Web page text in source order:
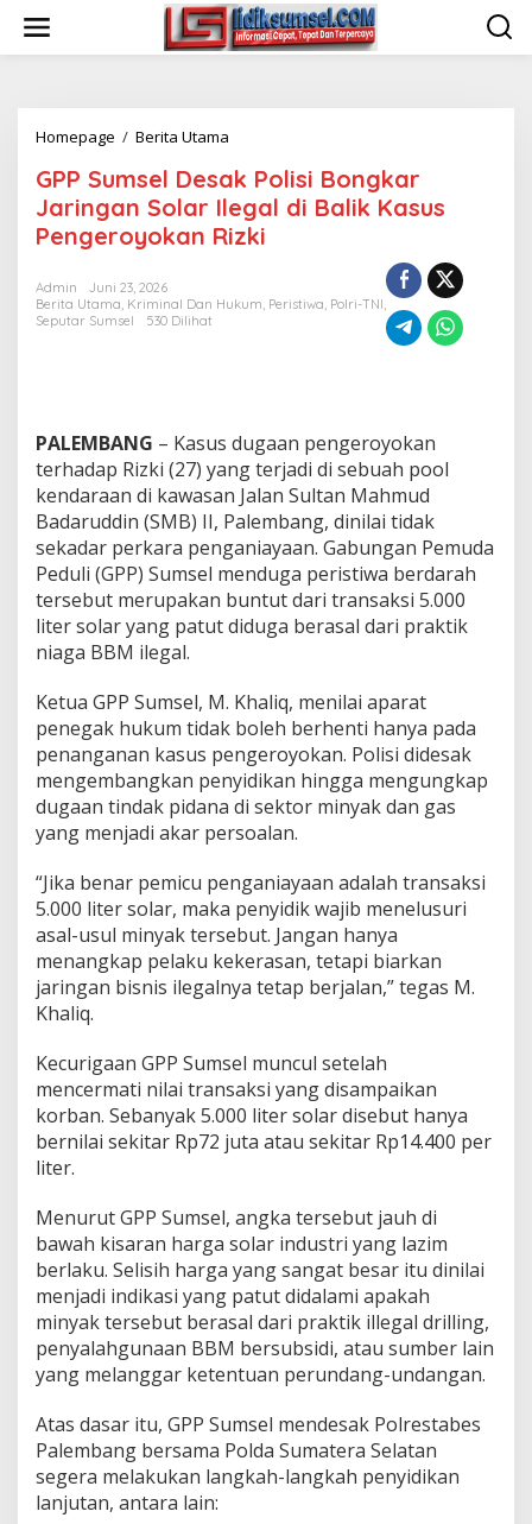
w
Homepage / Berita Utama
P
S
u
m
l
P
o
l
i
s
i
B
o
n
g
a
r
i
n
g
a
S
o
l
a
r
I
g
a
l
d
i
k
K
a
s
u
s
P
n
g
e
r
GPP Sumsel Desak Polisi Bongkar
Jaringan Solar Ilegal di Balik Kasus
Pengeroyokan Rizki
Admin
Juni 23, 2026
Berita Utama, Kriminal Dan Hukum, Peristiwa, Polri-TNI,
Seputar Sumsel
530 Dilihat
PALEMBANG – Kasus dugaan pengeroyokan
terhadap Rizki (27) yang terjadi di sebuah pool
kendaraan di kawasan Jalan Sultan Mahmud
Badaruddin (SMB) II, Palembang, dinilai tidak
sekadar perkara penganiayaan. Gabungan Pemuda
Peduli (GPP) Sumsel menduga peristiwa berdarah
tersebut merupakan buntut dari transaksi 5.000
liter solar yang patut diduga berasal dari praktik
niaga BBM ilegal.
Ketua GPP Sumsel, M. Khaliq, menilai aparat
penegak hukum tidak boleh berhenti hanya pada
penanganan kasus pengeroyokan. Polisi didesak
mengembangkan penyidikan hingga mengungkap
dugaan tindak pidana di sektor minyak dan gas
yang menjadi akar persoalan.
“Jika benar pemicu penganiayaan adalah transaksi
5.000 liter solar, maka penyidik wajib menelusuri
asal-usul minyak tersebut. Jangan hanya
menangkap pelaku kekerasan, tetapi biarkan
jaringan bisnis ilegalnya tetap berjalan,” tegas M.
Khaliq.
Kecurigaan GPP Sumsel muncul setelah
mencermati nilai transaksi yang disampaikan
korban. Sebanyak 5.000 liter solar disebut hanya
bernilai sekitar Rp72 juta atau sekitar Rp14.400 per
liter.
Menurut GPP Sumsel, angka tersebut jauh di
bawah kisaran harga solar industri yang lazim
berlaku. Selisih harga yang sangat besar itu dinilai
menjadi indikasi yang patut didalami apakah
minyak tersebut berasal dari praktik illegal drilling,
penyalahgunaan BBM bersubsidi, atau sumber lain
yang melanggar ketentuan perundang-undangan.
Atas dasar itu, GPP Sumsel mendesak Polrestabes
Palembang bersama Polda Sumatera Selatan
segera melakukan langkah-langkah penyidikan
lanjutan, antara lain: